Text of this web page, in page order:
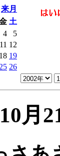
来月
土
4
5
11 12
18 19
25 26
月